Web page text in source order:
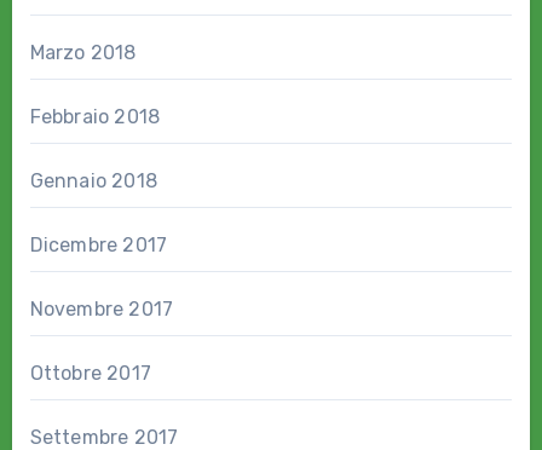
Marzo 2018
Febbraio 2018
Gennaio 2018
Dicembre 2017
Novembre 2017
Ottobre 2017
Settembre 2017